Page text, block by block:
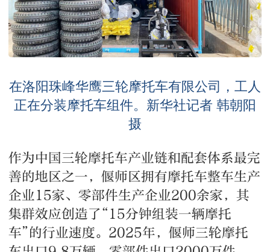
在洛阳珠峰华鹰三轮摩托车有限公司，工人
正在分装摩托车组件。新华社记者 韩朝阳
摄
作为中国三轮摩托车产业链和配套体系最完
善的地区之一，偃师区拥有摩托车整车生产
企业15家、零部件生产企业200余家，其
集群效应创造了“15分钟组装一辆摩托
车”的行业速度。2025年，偃师三轮摩托